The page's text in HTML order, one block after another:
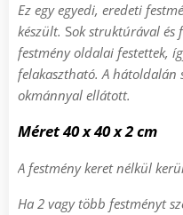
Ez egy egyedi, eredeti
készült. Sok struktúrával és
festmény oldalai festettek,
felakasztható. A hátoldalán
okmánnyal ellátott.
Méret40 x 40 x 2 cm
A festmény keret nélkül
Ha 2 vagy több festményt